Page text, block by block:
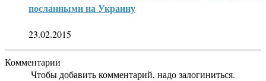
посланными на Украину
23.02.2015
Комментарии
Чтобы добавить комментарий, надо залогиниться.